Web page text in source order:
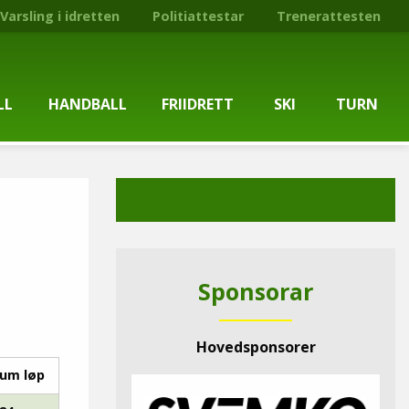
Varsling i idretten Politiattestar Trenerattesten
HANDBALL FRIIDRETT
Nyheitsarkiv
SKI
Nyheitsarkiv
TURN
Treningstid
løp
Sponsorar
Hovedsponsorer